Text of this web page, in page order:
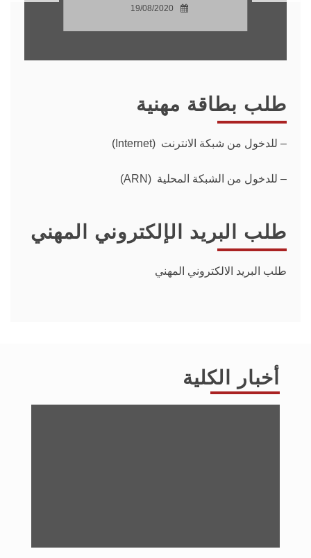
19/08/2020
طلب بطاقة مهنية
– للدخول من شبكة الانترنت (Internet)
– للدخول من الشبكة المحلية (ARN)
طلب البريد الإلكتروني المهني
طلب البريد الالكتروني المهني
أخبار الكلية